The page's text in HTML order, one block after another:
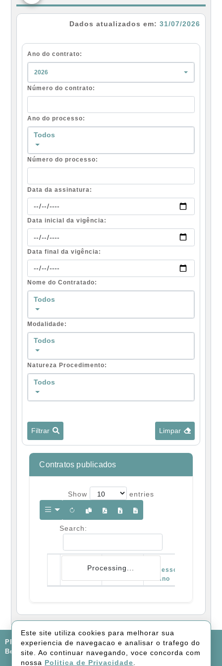
Dados atualizados em: 31/07/2026
Ano do contrato:
2026
Número do contrato:
Ano do processo:
Todos
Número do processo:
Data da assinatura:
Data inicial da vigência:
Data final da vigência:
Nome do Contratado:
Todos
Modalidade:
Todos
Natureza Procedimento:
Todos
Filtrar Limpar
Contratos publicados
Show entries
Search:
Ano
Processo
/ Ano
Processing...
Este site utiliza cookies para melhorar sua
experiencia de navegacao e analisar o trafego do
site. Ao continuar navegando, voce concorda com
nossa Politica de Privacidade
PREFEITURA MUNICIPAL DE LARANJAL, Rua Norberto
Berno, 85 - Centro
FALE CONOSCO